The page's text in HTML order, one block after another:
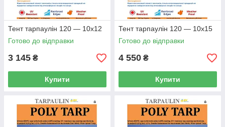
Тент тарпаулін 120 — 10х12
Готово до відправки
3 145 ₴
Купити
Тент тарпаулін 120 — 10х15
Готово до відправки
4 550 ₴
Купити